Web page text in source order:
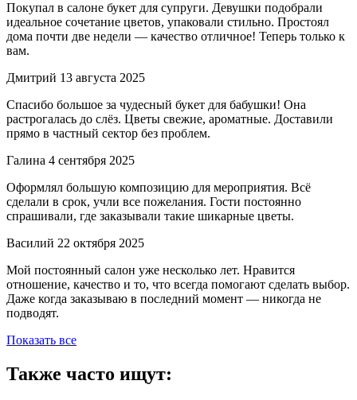
Покупал в салоне букет для супруги. Девушки подобрали
идеальное сочетание цветов, упаковали стильно. Простоял
дома почти две недели — качество отличное! Теперь только к
вам.
Дмитрий 13 августа 2025
Спасибо большое за чудесный букет для бабушки! Она
растрогалась до слёз. Цветы свежие, ароматные. Доставили
прямо в частный сектор без проблем.
Галина 4 сентября 2025
Оформлял большую композицию для мероприятия. Всё
сделали в срок, учли все пожелания. Гости постоянно
спрашивали, где заказывали такие шикарные цветы.
Василий 22 октября 2025
Мой постоянный салон уже несколько лет. Нравится
отношение, качество и то, что всегда помогают сделать выбор.
Даже когда заказываю в последний момент — никогда не
подводят.
Показать все
Также часто ищут: